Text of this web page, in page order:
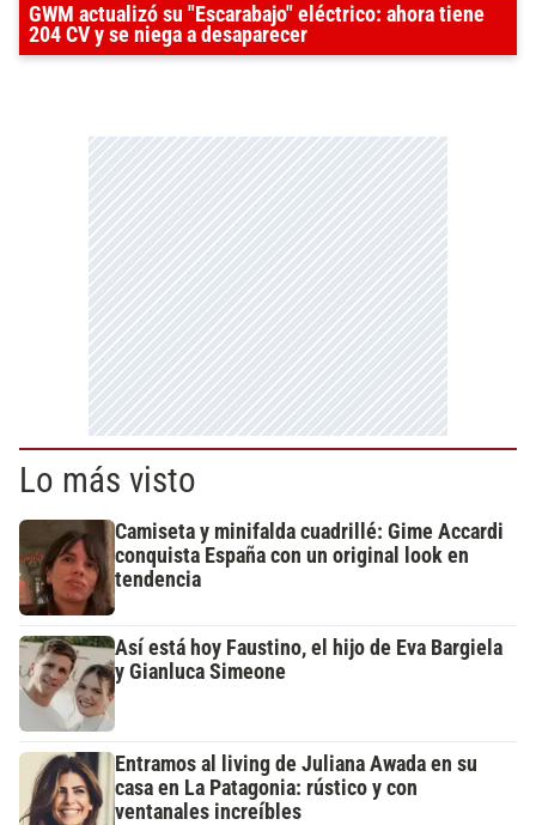
GWM actualizó su "Escarabajo" eléctrico: ahora tiene
204 CV y se niega a desaparecer
Lo más visto
Camiseta y minifalda cuadrillé: Gime Accardi
conquista España con un original look en
tendencia
Así está hoy Faustino, el hijo de Eva Bargiela
y Gianluca Simeone
Entramos al living de Juliana Awada en su
casa en La Patagonia: rústico y con
ventanales increíbles